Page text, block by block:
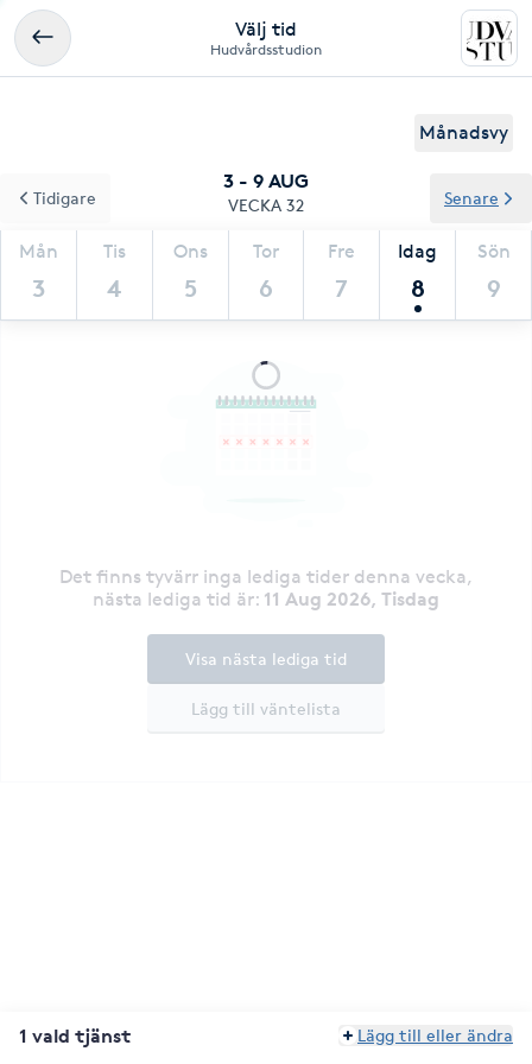
Välj tid
Hudvårdsstudion
Månadsvy
3 - 9 AUG
VECKA 32
Mån
3
Tis
4
Ons
5
Tor
6
Fre
7
Idag
8
Sön
9
Tidigare Senare
Det finns tyvärr inga lediga tider denna vecka,
nästa lediga tid är: 11 Aug 2026, Tisdag
Lägg till väntelista
Visa nästa lediga tid
1 vald tjänst Lägg till eller ändra